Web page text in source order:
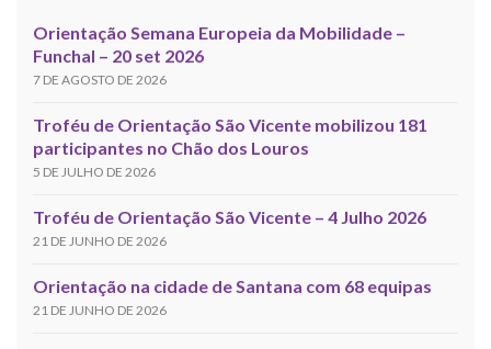
Orientação Semana Europeia da Mobilidade –
Funchal – 20 set 2026
7 DE AGOSTO DE 2026
Troféu de Orientação São Vicente mobilizou 181
participantes no Chão dos Louros
5 DE JULHO DE 2026
Troféu de Orientação São Vicente – 4 Julho 2026
21 DE JUNHO DE 2026
Orientação na cidade de Santana com 68 equipas
21 DE JUNHO DE 2026